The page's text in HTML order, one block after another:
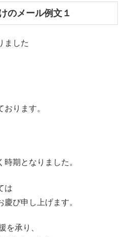
のメール例文１
ました
ります。
期となりました。
は
び申し上げます。
を承り、